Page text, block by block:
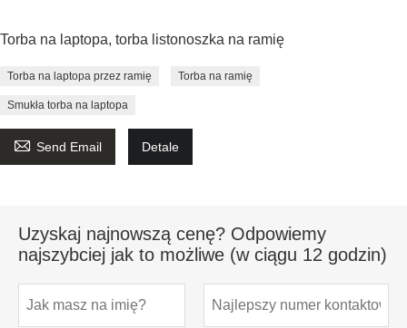
Torba na laptopa, torba listonoszka na ramię
Torba na laptopa przez ramię Torba na ramię
Smukła torba na laptopa
 Send Email Detale
Uzyskaj najnowszą cenę? Odpowiemy
najszybciej jak to możliwe (w ciągu 12 godzin)